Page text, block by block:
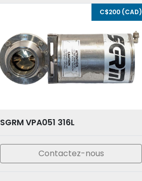
C$200 (CAD)
SGRM VPA051 316L
Contactez-nous